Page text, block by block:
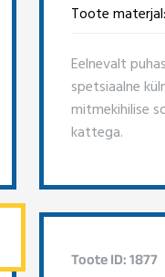
Toote materjal:
Eelnevalt
spetsiaalne
mitmekihilise
kattega.
Toote ID: 1877